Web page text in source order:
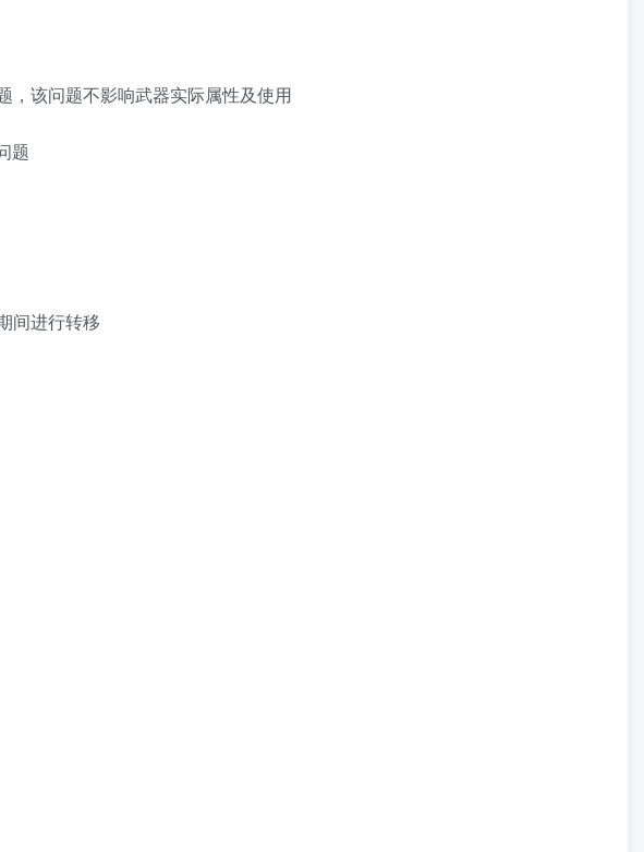
该问题不影响武器实际属性及使用
题
间进行转移